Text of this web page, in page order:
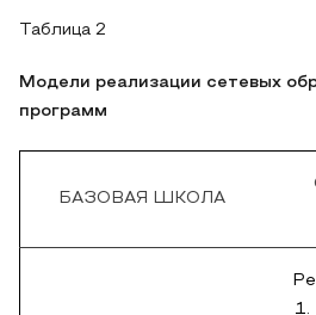
Таблица 2
Модели реализации сетевых
программ
БАЗОВАЯ ШКОЛА